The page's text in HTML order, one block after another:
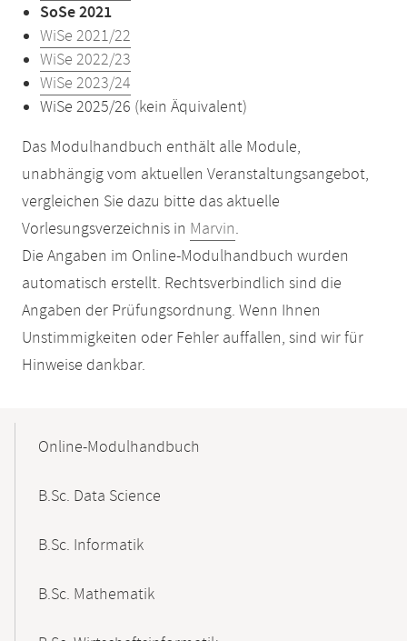
SoSe 2021
WiSe 2021/22
WiSe 2022/23
WiSe 2023/24
WiSe 2025/26 (kein Äquivalent)
Das Modulhandbuch enthält alle Module,
unabhängig vom aktuellen Veranstaltungsangebot,
vergleichen Sie dazu bitte das aktuelle
Vorlesungsverzeichnis in Marvin.
Die Angaben im Online-Modulhandbuch wurden
automatisch erstellt. Rechtsverbindlich sind die
Angaben der Prüfungsordnung. Wenn Ihnen
Unstimmigkeiten oder Fehler auffallen, sind wir für
Hinweise dankbar.
NavigationOnline-Modulhandbuch
B.Sc. Data Science
B.Sc. Informatik
B.Sc. Mathematik